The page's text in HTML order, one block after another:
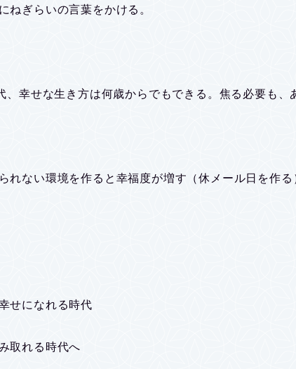
ねぎらいの言葉をかける。
、幸せな生き方は何歳からでもできる。焦る必要も、
れない環境を作ると幸福度が増す（休メール日を作る
せになれる時代
取れる時代へ